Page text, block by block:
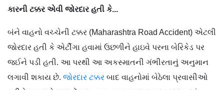
કારની ટક્કર એવી જોરદાર હતી કે...
બંને વાહનો વચ્ચેની ટક્કર (Maharashtra Road Accident) એટલી
જોરદાર હતી કે એર્ટીગા હવામાં ઉછળીને હાઇવે પરના બેરિકેડ પર
જઈને પડી હતી. આ પરથી આ અકસ્માતની ગંભીરતાનું અનુમાન
લગાવી શકાય છે. જોરદાર ટક્કર બાદ વાહનોમાં બેઠેલા પ્રવાસીઓ